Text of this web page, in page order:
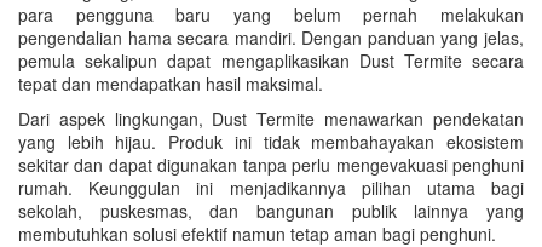
para pengguna baru yang belum pernah melakukan
pengendalian hama secara mandiri. Dengan panduan yang jelas,
pemula sekalipun dapat mengaplikasikan Dust Termite secara
tepat dan mendapatkan hasil maksimal.
Dari aspek lingkungan, Dust Termite menawarkan pendekatan
yang lebih hijau. Produk ini tidak membahayakan ekosistem
sekitar dan dapat digunakan tanpa perlu mengevakuasi penghuni
rumah. Keunggulan ini menjadikannya pilihan utama bagi
sekolah, puskesmas, dan bangunan publik lainnya yang
membutuhkan solusi efektif namun tetap aman bagi penghuni.